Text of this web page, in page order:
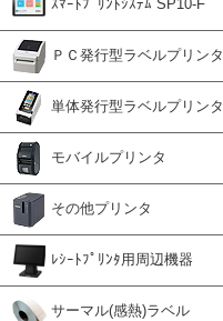
ｽﾏｰﾄﾌﾟﾘﾝﾄｼｽﾃﾑ SP10-F
ＰＣ発行型ラベルプリンタ
単体発行型ラベルプリンタ
モバイルプリンタ
その他プリンタ
ﾚｼｰﾄﾌﾟﾘﾝﾀ用周辺機器
サーマル(感熱)ラベル